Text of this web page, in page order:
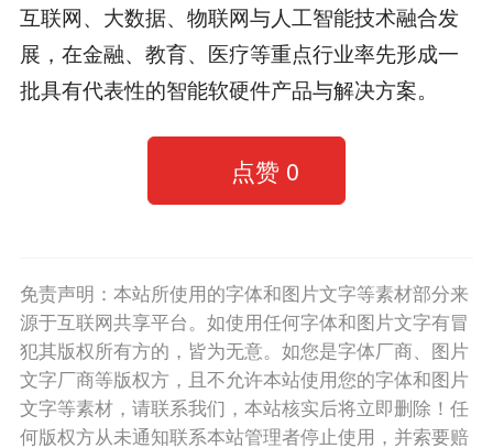
互联网、大数据、物联网与人工智能技术融合发
展，在金融、教育、医疗等重点行业率先形成一
批具有代表性的智能软硬件产品与解决方案。
点赞 0
免责声明：本站所使用的字体和图片文字等素材部分来
源于互联网共享平台。如使用任何字体和图片文字有冒
犯其版权所有方的，皆为无意。如您是字体厂商、图片
文字厂商等版权方，且不允许本站使用您的字体和图片
文字等素材，请联系我们，本站核实后将立即删除！任
何版权方从未通知联系本站管理者停止使用，并索要赔